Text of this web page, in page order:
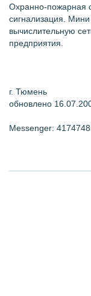
Охранно-пожарная
сигнализация.
вычислительную
предприятия.
г. Тюмень
обновлено
Messenger: